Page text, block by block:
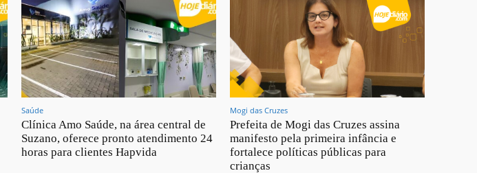
Saúde
Clínica Amo Saúde, na área central de
Suzano, oferece pronto atendimento 24
horas para clientes Hapvida
Mogi das Cruzes
Prefeita de Mogi das Cruzes assina
manifesto pela primeira infância e
fortalece políticas públicas para
crianças